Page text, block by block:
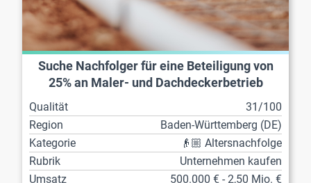
Suche Nachfolger für eine Beteiligung von
25% an Maler- und Dachdeckerbetrieb
Qualität
31/100
Region
Baden-Württemberg (DE)
Kategorie
👴🏼 Altersnachfolge
Rubrik
Unternehmen kaufen
Umsatz
500.000 € - 2,50 Mio. €